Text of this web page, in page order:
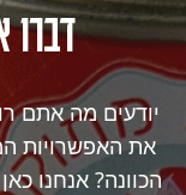
דברו
יודעים מה אתם
את האפשרויות
הכוונה? אנחנו